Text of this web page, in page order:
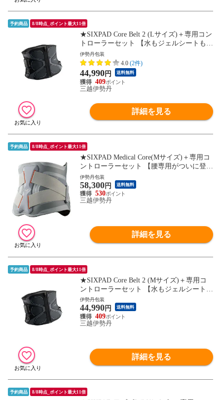
予約商品 8/8時点_ポイント最大11倍
★SIXPAD Core Belt 2 (Lサイズ)＋専用コン
トローラーセット 【水もジェルシートも不
要な最新モデル】 腹筋 体幹 背筋 ながらト
レーニング EMS シックスパッド SE-CB-03
C-L
伊勢丹包装
4.0 (2件)
44,990円 送料無料
409
三越伊勢丹
詳細を見る
予約商品 8/8時点_ポイント最大11倍
★SIXPAD Medical Core(Mサイズ)＋専用コ
ントローラーセット 【腰専用がついに登
場】公式ストア メディカルコア 腰 インナ
ーマッスル トレーニング 腸腰筋 ジェル 水
不要 シックスパッド SE-CG-14B-M
伊勢丹包装
58,300円 送料無料
530
三越伊勢丹
詳細を見る
予約商品 8/8時点_ポイント最大11倍
★SIXPAD Core Belt 2 (Mサイズ)＋専用コ
ントローラーセット 【水もジェルシートも
不要な最新モデル】腹筋 体幹 背筋 ながら
トレーニング EMS シックスパッド SE-CB-
03B-M
伊勢丹包装
44,990円 送料無料
409
三越伊勢丹
詳細を見る
予約商品 8/8時点_ポイント最大11倍